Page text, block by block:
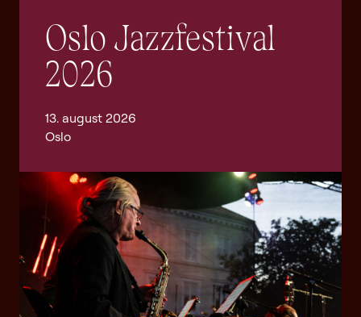
Oslo Jazzfestival
2026
13. august 2026
Oslo